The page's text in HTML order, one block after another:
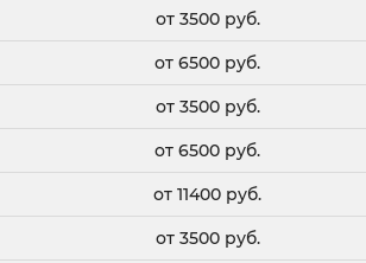
от 3500 руб.
от 6500 руб.
от 3500 руб.
от 6500 руб.
от 11400 руб.
от 3500 руб.